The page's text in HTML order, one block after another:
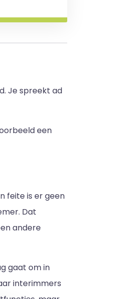
Je spreekt ad
een
feite is er geen
Dat
andere
gaat om in
interimmers